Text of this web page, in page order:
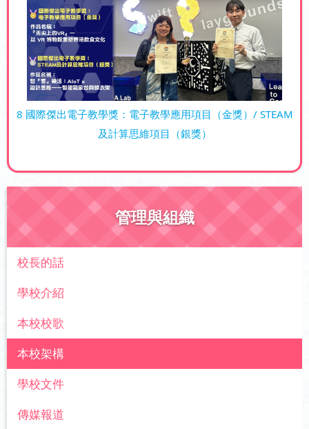
8 國際傑出電子教學獎：電子教學應用項目（金獎）/ STEAM
及計算思維項目（銀獎）
管理與組織
校長的話
學校介紹
本校校歌
本校架構
學校文件
傳媒報道